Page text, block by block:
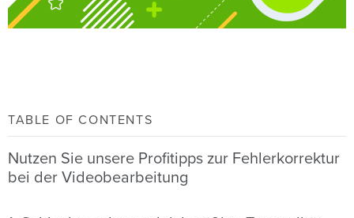
TABLE OF CONTENTS
Nutzen Sie unsere Profitipps zur Fehlerkorrektur
bei der Videobearbeitung